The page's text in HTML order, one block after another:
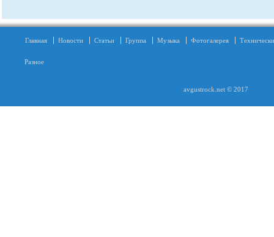
Главная Новости Статьи Группа Музыка Фотогалерея
Разное
avgustrock.net © 2017